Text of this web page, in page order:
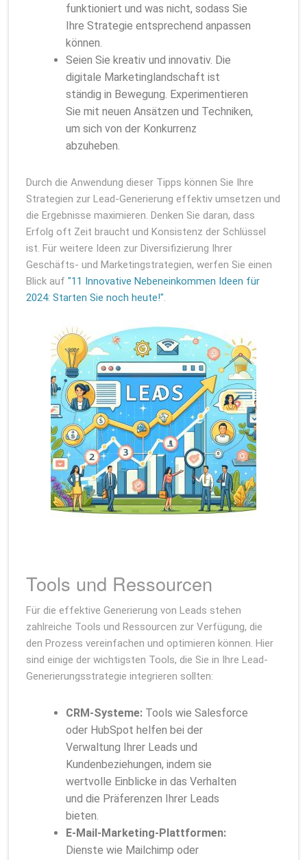
funktioniert und was nicht, sodass Sie
Ihre Strategie entsprechend anpassen
können.
Seien Sie kreativ und innovativ. Die
digitale Marketinglandschaft ist
ständig in Bewegung. Experimentieren
Sie mit neuen Ansätzen und Techniken,
um sich von der Konkurrenz
abzuheben.
Durch die Anwendung dieser Tipps können Sie Ihre
Strategien zur Lead-Generierung effektiv umsetzen und
die Ergebnisse maximieren. Denken Sie daran, dass
Erfolg oft Zeit braucht und Konsistenz der Schlüssel
ist. Für weitere Ideen zur Diversifizierung Ihrer
Geschäfts- und Marketingstrategien, werfen Sie einen
Blick auf"11 Innovative Nebeneinkommen Ideen für
2024: Starten Sie noch heute!".
Tools und Ressourcen
Für die effektive Generierung von Leads stehen
zahlreiche Tools und Ressourcen zur Verfügung, die
den Prozess vereinfachen und optimieren können. Hier
sind einige der wichtigsten Tools, die Sie in Ihre Lead-
Generierungsstrategie integrieren sollten:
CRM-Systeme: Tools wie Salesforce
oder HubSpot helfen bei der
Verwaltung Ihrer Leads und
Kundenbeziehungen, indem sie
wertvolle Einblicke in das Verhalten
und die Präferenzen Ihrer Leads
bieten.
E-Mail-Marketing-Plattformen:
Dienste wie Mailchimp oder